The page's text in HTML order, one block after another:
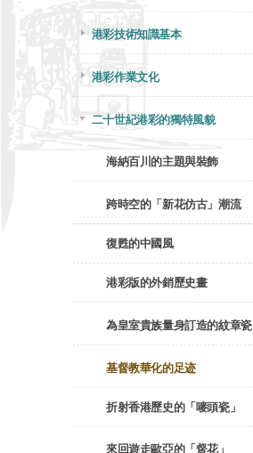
港彩技術知識基本
港彩作業文化
二十世紀港彩的獨特風貌
海納百川的主題與裝飾
跨時空的「新花仿古」潮流
復甦的中國風
港彩版的外銷歷史畫
為皇室貴族量身訂造的紋章瓷
基督教華化的足迹
折射香港歷史的「嘜頭瓷」
來回遊走歐亞的「督花」